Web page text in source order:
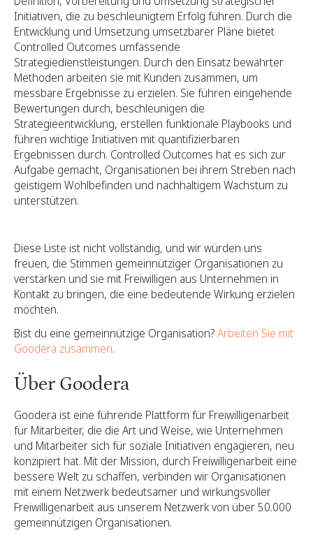
Initiativen, die zu beschleunigtem Erfolg führen. Durch die
Entwicklung und Umsetzung umsetzbarer Pläne bietet
Controlled Outcomes umfassende
Strategiedienstleistungen. Durch den Einsatz bewährter
Methoden arbeiten sie mit Kunden zusammen, um
messbare Ergebnisse zu erzielen. Sie führen eingehende
Bewertungen durch, beschleunigen die
Strategieentwicklung, erstellen funktionale Playbooks und
führen wichtige Initiativen mit quantifizierbaren
Ergebnissen durch. Controlled Outcomes hat es sich zur
Aufgabe gemacht, Organisationen bei ihrem Streben nach
geistigem Wohlbefinden und nachhaltigem Wachstum zu
unterstützen.
Diese Liste ist nicht vollständig, und wir würden uns
freuen, die Stimmen gemeinnütziger Organisationen zu
verstärken und sie mit Freiwilligen aus Unternehmen in
Kontakt zu bringen, die eine bedeutende Wirkung erzielen
möchten.
Bist du eine gemeinnützige Organisation?Arbeiten Sie mit
Goodera zusammen.
Über Goodera
Goodera ist eine führende Plattform für Freiwilligenarbeit
für Mitarbeiter, die die Art und Weise, wie Unternehmen
und Mitarbeiter sich für soziale Initiativen engagieren, neu
konzipiert hat. Mit der Mission, durch Freiwilligenarbeit eine
bessere Welt zu schaffen, verbinden wir Organisationen
mit einem Netzwerk bedeutsamer und wirkungsvoller
Freiwilligenarbeit aus unserem Netzwerk von über 50.000
gemeinnützigen Organisationen.